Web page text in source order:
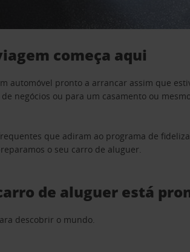
começa aqui
automóvel pronto a arrancar assim que
negócios ou para um casamento ou
que adiram ao programa de
o seu carro de aluguer.
de aluguer está
descobrir o mundo.